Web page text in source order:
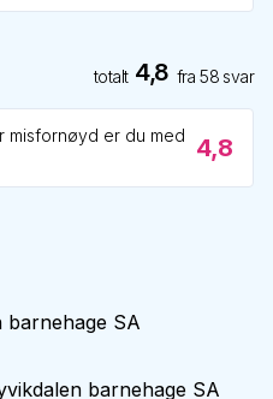
totalt 4,8 fra58 svar
misfornøyd er du med
4,8
barnehage SA
barnehage SA